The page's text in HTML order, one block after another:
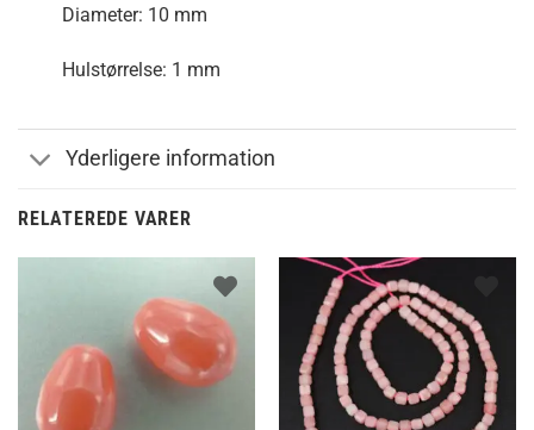
Diameter: 10 mm
Hulstørrelse: 1 mm
Yderligere information
RELATEREDE VARER